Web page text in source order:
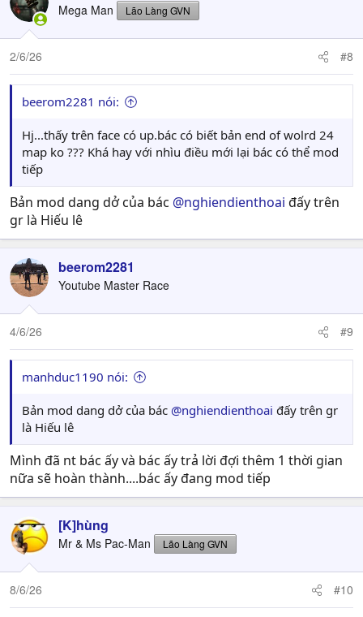
Mega Man Lão Làng GVN
2/6/26 #8
beerom2281 nói:
Hj...thấy trên face có up.bác có biết bản end of wolrd 24
map ko ??? Khá hay với nhìu điều mới lại bác có thể mod
tiếp
Bản mod dang dở của bác @nghiendienthoai đấy trên
gr là Hiếu lê
beerom2281
Youtube Master Race
4/6/26 #9
manhduc1190 nói:
Bản mod dang dở của bác @nghiendienthoai đấy trên gr
là Hiếu lê
Mình đã nt bác ấy và bác ấy trả lời đợi thêm 1 thời gian
nữa sẽ hoàn thành....bác ấy đang mod tiếp
[K]hùng
Mr & Ms Pac-Man Lão Làng GVN
8/6/26 #10